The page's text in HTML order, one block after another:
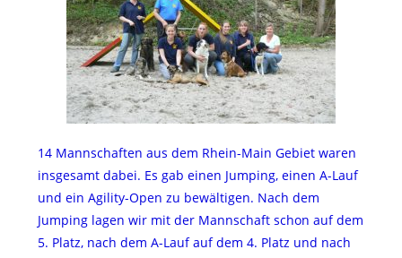
14 Mannschaften aus dem Rhein-Main Gebiet waren
insgesamt dabei. Es gab einen Jumping, einen A-Lauf
und ein Agility-Open zu bewältigen. Nach dem
Jumping lagen wir mit der Mannschaft schon auf dem
5. Platz, nach dem A-Lauf auf dem 4. Platz und nach